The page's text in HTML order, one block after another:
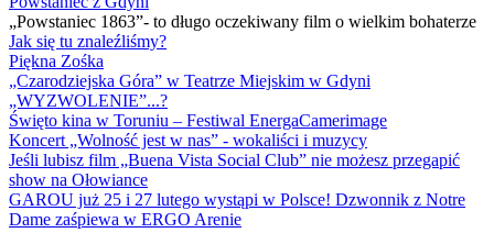
„Powstaniec 1863”- to długo oczekiwany film o wielkim bohaterze
Jak się tu znaleźliśmy?
Piękna Zośka
„Czarodziejska Góra” w Teatrze Miejskim w Gdyni
„WYZWOLENIE”...?
Święto kina w Toruniu – Festiwal EnergaCamerimage
Koncert „Wolność jest w nas” - wokaliści i muzycy
Jeśli lubisz film „Buena Vista Social Club” nie możesz przegapić
show na Ołowiance
GAROU już 25 i 27 lutego wystąpi w Polsce! Dzwonnik z Notre
Dame zaśpiewa w ERGO Arenie